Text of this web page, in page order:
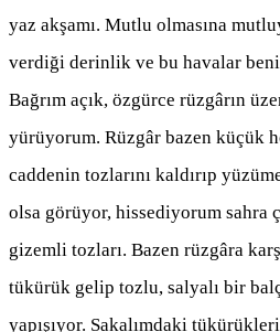
yaz akşamı. Mutlu olmasına
verdiği derinlik ve bu havalar
Bağrım açık, özgürce rüzgârın
yürüyorum. Rüzgâr bazen küçük
caddenin tozlarını kaldırıp
olsa görüyor, hissediyorum sahra
gizemli tozları. Bazen rüzgâra
tükürük gelip tozlu, salyalı bir
yapışıyor. Sakalımdaki